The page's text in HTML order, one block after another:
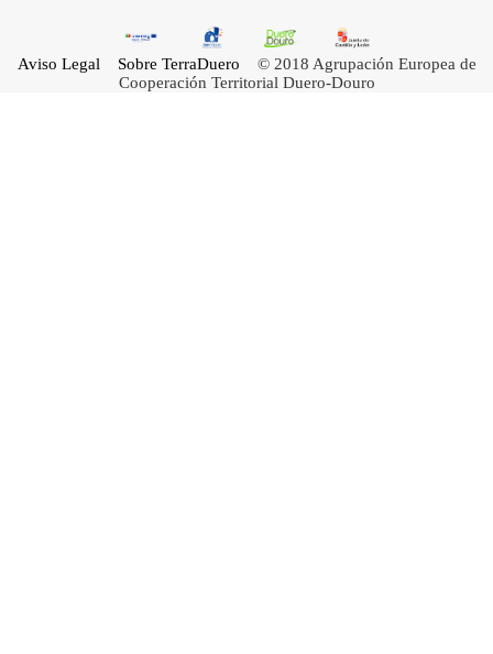
Aviso Legal Sobre TerraDuero © 2018 Agrupación Europea de
Cooperación Territorial Duero-Douro